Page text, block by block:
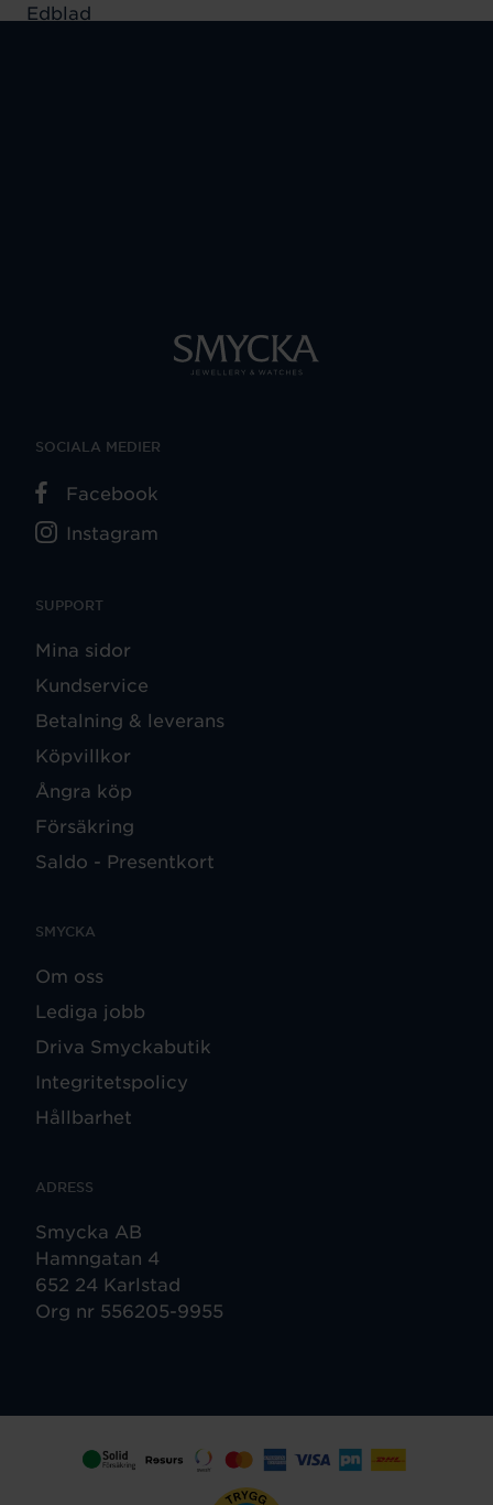
Edblad
SUPPORT
Mina sidor
Kundservice
Betalning & leverans
Köpvillkor
Ångra köp
Försäkring
Saldo - Presentkort
SMYCKA
Om oss
Lediga jobb
Driva Smyckabutik
Integritetspolicy
Hållbarhet
ADRESS
Smycka AB
Hamngatan 4
652 24 Karlstad
Org nr 556205-9955
SOCIALA MEDIER
Facebook
Instagram